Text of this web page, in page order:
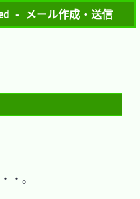
- メール作成・送信
・。